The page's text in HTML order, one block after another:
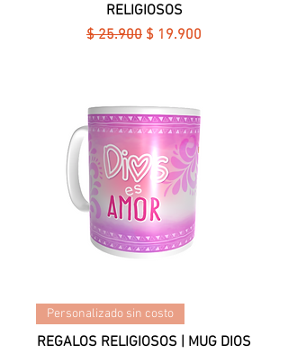
RELIGIOSOS
Precio
$ 25.900 Precio de oferta
$ 19.900
Personalizado sin costo
REGALOS RELIGIOSOS | MUG DIOS